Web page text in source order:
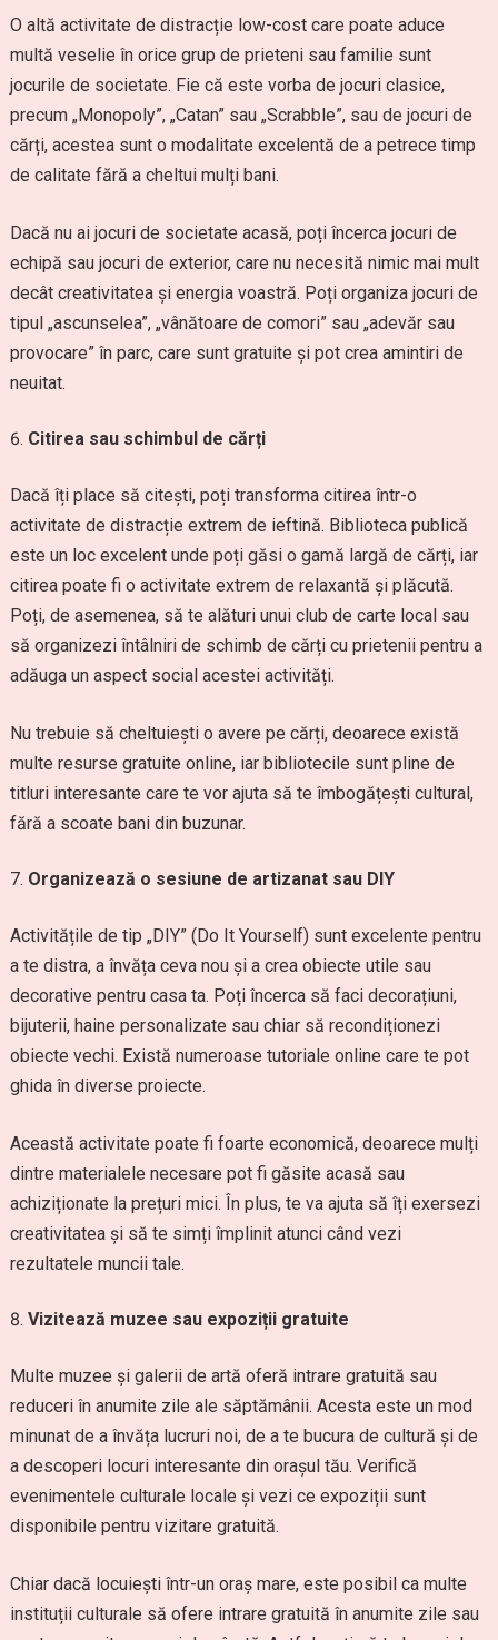
O altă activitate de distracție low-cost care poate aduce
multă veselie în orice grup de prieteni sau familie sunt
jocurile de societate. Fie că este vorba de jocuri clasice,
precum „Monopoly”, „Catan” sau „Scrabble”, sau de jocuri de
cărți, acestea sunt o modalitate excelentă de a petrece timp
de calitate fără a cheltui mulți bani.
Dacă nu ai jocuri de societate acasă, poți încerca jocuri de
echipă sau jocuri de exterior, care nu necesită nimic mai mult
decât creativitatea și energia voastră. Poți organiza jocuri de
tipul „ascunselea”, „vânătoare de comori” sau „adevăr sau
provocare” în parc, care sunt gratuite și pot crea amintiri de
neuitat.
Citirea sau schimbul de cărți
Dacă îți place să citești, poți transforma citirea într-o
activitate de distracție extrem de ieftină. Biblioteca publică
este un loc excelent unde poți găsi o gamă largă de cărți, iar
citirea poate fi o activitate extrem de relaxantă și plăcută.
Poți, de asemenea, să te alături unui club de carte local sau
să organizezi întâlniri de schimb de cărți cu prietenii pentru a
adăuga un aspect social acestei activități.
Nu trebuie să cheltuiești o avere pe cărți, deoarece există
multe resurse gratuite online, iar bibliotecile sunt pline de
titluri interesante care te vor ajuta să te îmbogățești cultural,
fără a scoate bani din buzunar.
Organizează o sesiune de artizanat sau DIY
Activitățile de tip „DIY” (Do It Yourself) sunt excelente pentru
a te distra, a învăța ceva nou și a crea obiecte utile sau
decorative pentru casa ta. Poți încerca să faci decorațiuni,
bijuterii, haine personalizate sau chiar să recondiționezi
obiecte vechi. Există numeroase tutoriale online care te pot
ghida în diverse proiecte.
Această activitate poate fi foarte economică, deoarece mulți
dintre materialele necesare pot fi găsite acasă sau
achiziționate la prețuri mici. În plus, te va ajuta să îți exersezi
creativitatea și să te simți împlinit atunci când vezi
rezultatele muncii tale.
Vizitează muzee sau expoziții gratuite
Multe muzee și galerii de artă oferă intrare gratuită sau
reduceri în anumite zile ale săptămânii. Acesta este un mod
minunat de a învăța lucruri noi, de a te bucura de cultură și de
a descoperi locuri interesante din orașul tău. Verifică
evenimentele culturale locale și vezi ce expoziții sunt
disponibile pentru vizitare gratuită.
Chiar dacă locuiești într-un oraș mare, este posibil ca multe
instituții culturale să ofere intrare gratuită în anumite zile sau